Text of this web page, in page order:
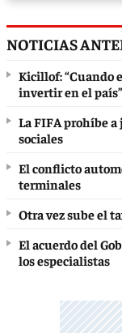
NOTICIAS
Kicillof: “Cuando
invertir en el país”
La FIFA prohíbe
sociales
El conflicto
terminales
Otra vez sube el
El acuerdo del
los especialistas